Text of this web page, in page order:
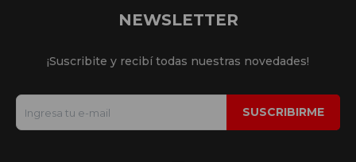
NEWSLETTER
¡Suscribite y recibí todas nuestras novedades!
SUSCRIBIRME